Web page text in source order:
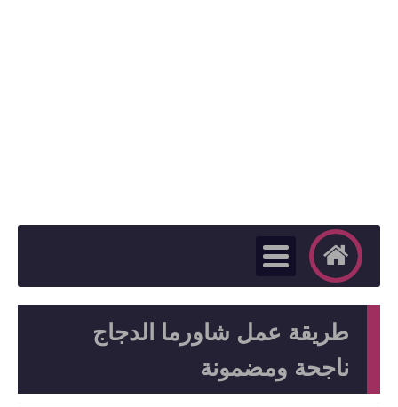
طريقة عمل شاورما الدجاج
ناجحة ومضمونة